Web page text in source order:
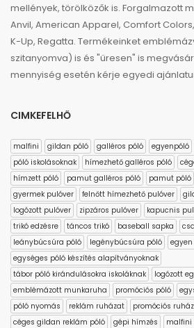
mellények, törölközők is. Forgalmazott
Anvil, American Apparel, Comfort
K-Up, Regatta. Termékeinket
szitanyomva) is és "üresen" is
mennyiség esetén kérje egyedi
CIMKEFELHŐ
malfini gildan póló galléros póló egyenpóló
póló iskolásoknak
hímezhető galléros póló
hímzett póló
pamut galléros póló pamut póló
gyermek pulóver
felnőtt hímezhető pulóver
logózott pulóver
zipzáros pulóver kapucnis
trikó edzésre
táncos trikó baseball sapka
leánybúcsúra póló
legénybúcsúra póló
egységes póló készítés alapítványoknak
tábor póló kirándulásokra iskoláknak
logózott
emblémázott munkaruha
promóciós póló
póló nyomás
reklám ruházat
promóciós
céges gildan reklám póló
gépi hímzés malfini